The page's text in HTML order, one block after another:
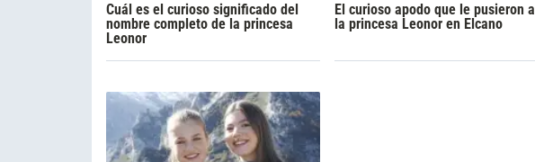
Cuál es el curioso significado del
nombre completo de la princesa
Leonor
El curioso apodo que le pusieron a
la princesa Leonor en Elcano